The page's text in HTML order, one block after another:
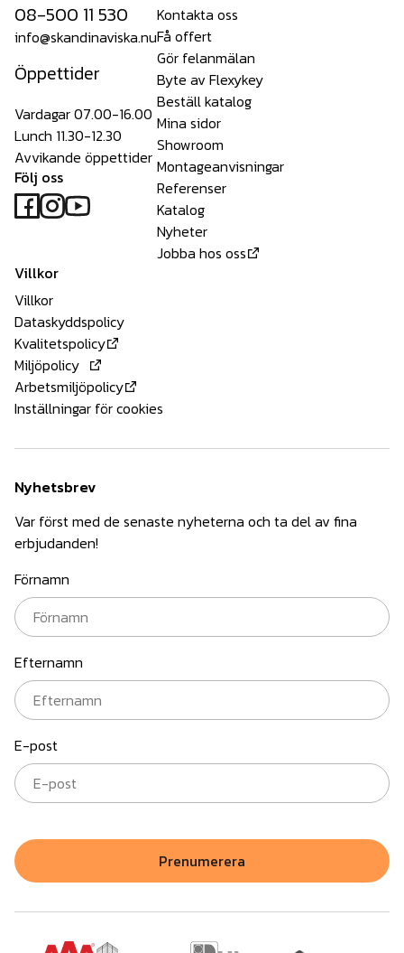
08-500 11 530
info@skandinaviska.nu
Öppettider
Vardagar 07.00-16.00
Lunch 11.30-12.30
Avvikande öppettider
Följ oss
Kontakta oss
Få offert
Gör felanmälan
Byte av Flexykey
Beställ katalog
Mina sidor
Showroom
Montageanvisningar
Referenser
Katalog
Nyheter
Jobba hos oss
Villkor
Villkor
Dataskyddspolicy
Kvalitetspolicy
Miljöpolicy
Arbetsmiljöpolicy
Inställningar för cookies
Nyhetsbrev
Var först med de senaste nyheterna och ta del av fina
erbjudanden!
Förnamn
Efternamn
E-post
Prenumerera